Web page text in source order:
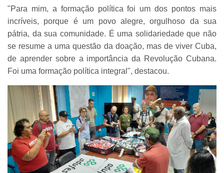
"Para mim, a formação política foi um dos pontos mais
incríveis, porque é um povo alegre, orgulhoso da sua
pátria, da sua comunidade. É uma solidariedade que não
se resume a uma questão da doação, mas de viver Cuba,
de aprender sobre a importância da Revolução Cubana.
Foi uma formação política integral", destacou.